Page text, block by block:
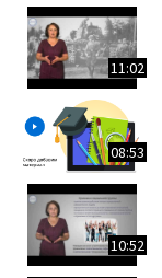
11:02
08:53
10:52